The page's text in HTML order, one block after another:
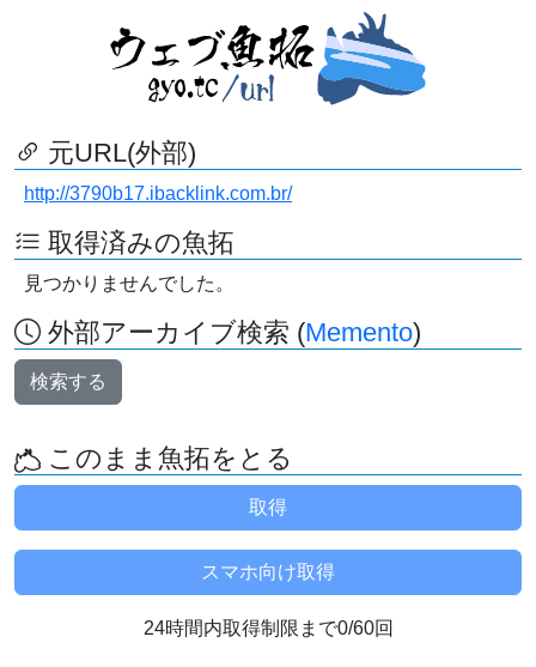
元URL(外部)
http://3790b17.ibacklink.com.br/
取得済みの魚拓
見つかりませんでした。
外部アーカイブ検索 (Memento)
検索する
このまま魚拓をとる
24時間内取得制限まで0/60回